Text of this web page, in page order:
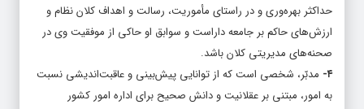
حداکثر بهره‌وری و در راستای مأموریت، رسالت و اهداف کلان نظام و
ارزش‌های حاکم بر جامعه داراست و سوابق او حاکی از موفقیت وی در
صحنه‌های مدیریتی کلان باشد.
۴- مدبّر، شخصی است که از توانایی پیش‌بینی و عاقبت‌اندیشی نسبت
به امور، مبتنی بر عقلانیت و دانش صحیح برای اداره امور کشور